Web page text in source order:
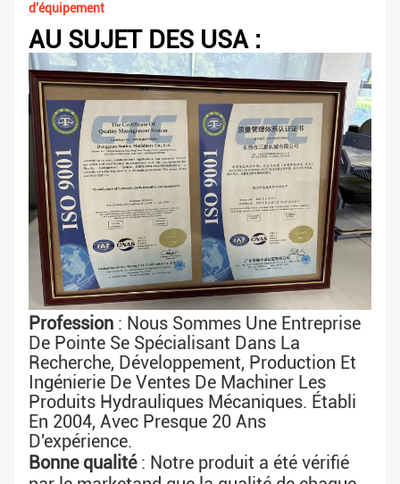
d'équipement
AU SUJET DES USA :
Profession : Nous Sommes Une Entreprise
De Pointe Se Spécialisant Dans La
Recherche, Développement, Production Et
Ingénierie De Ventes De Machiner Les
Produits Hydrauliques Mécaniques. Établi
En 2004, Avec Presque 20 Ans
D'expérience.
Bonne qualité : Notre produit a été vérifié